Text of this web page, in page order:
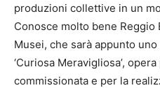
produzioni collettive in un
Conosce molto bene Reggio
Musei, che sarà appunto
‘Curiosa Meravigliosa’,
commissionata e per la